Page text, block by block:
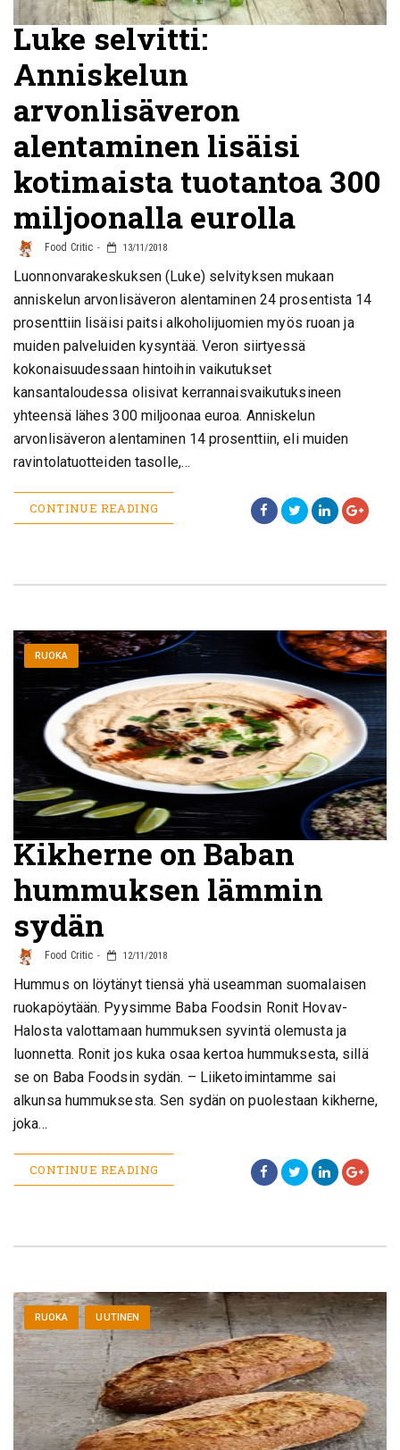
Luke selvitti:
Anniskelun
arvonlisäveron
alentaminen lisäisi
kotimaista tuotantoa 300
miljoonalla eurolla
Food Critic 13/11/2018
Luonnonvarakeskuksen (Luke) selvityksen mukaan
anniskelun arvonlisäveron alentaminen 24 prosentista 14
prosenttiin lisäisi paitsi alkoholijuomien myös ruoan ja
muiden palveluiden kysyntää. Veron siirtyessä
kokonaisuudessaan hintoihin vaikutukset
kansantaloudessa olisivat kerrannaisvaikutuksineen
yhteensä lähes 300 miljoonaa euroa. Anniskelun
arvonlisäveron alentaminen 14 prosenttiin, eli muiden
ravintolatuotteiden tasolle,…
CONTINUE READING
RUOKA
Kikherne on Baban
hummuksen lämmin
sydän
Food Critic 12/11/2018
Hummus on löytänyt tiensä yhä useamman suomalaisen
ruokapöytään. Pyysimme Baba Foodsin Ronit Hovav-
Halosta valottamaan hummuksen syvintä olemusta ja
luonnetta. Ronit jos kuka osaa kertoa hummuksesta, sillä
se on Baba Foodsin sydän. – Liiketoimintamme sai
alkunsa hummuksesta. Sen sydän on puolestaan kikherne,
joka…
CONTINUE READING
RUOKA UUTINEN